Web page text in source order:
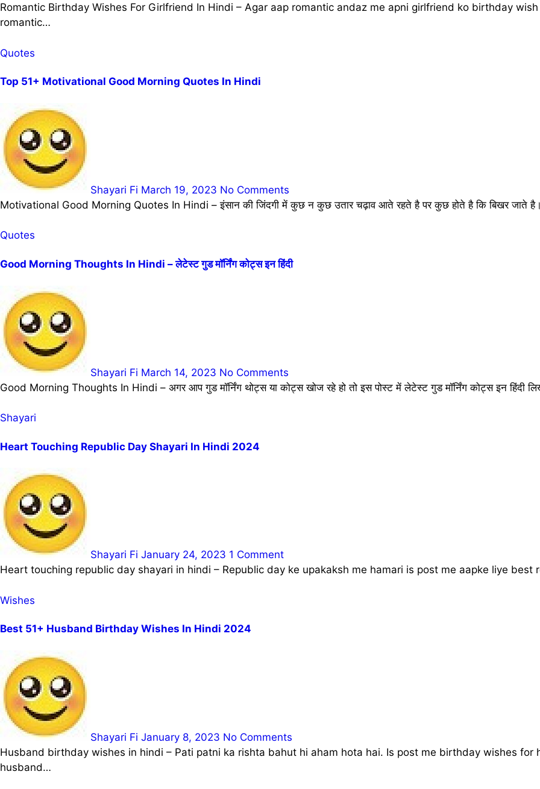
Romantic Birthday Wishes For Girlfriend In Hindi – Agar aap romantic andaz me apni girlfriend ko birthday wish karna chahte ho to is post me girlfriend ke liye best
romantic…
Quotes
Top 51+ Motivational Good Morning Quotes In Hindi
Shayari Fi March 19, 2023 No Comments
Motivational Good Morning Quotes In Hindi – इंसान की जिंदगी में कुछ न कुछ उतार चढ़ाव आते रहते है पर कुछ होते है कि बिखर जाते है।
Quotes
Good Morning Thoughts In Hindi – लेटेस्ट गुड मॉर्निंग कोट्स इन हिंदी
Shayari Fi March 14, 2023 No Comments
Good Morning Thoughts In Hindi – अगर आप गुड मॉर्निंग थोट्स या कोट्स खोज रहे हो तो इस पोस्ट में लेटेस्ट गुड मॉर्निंग कोट्स इन हिंदी
Shayari
Heart Touching Republic Day Shayari In Hindi 2024
Shayari Fi January 24, 2023 1 Comment
Heart touching republic day shayari in hindi – Republic day ke upakaksh me hamari is post me aapke liye
Wishes
Best 51+ Husband Birthday Wishes In Hindi 2024
Shayari Fi January 8, 2023 No Comments
Husband birthday wishes in hindi – Pati patni ka rishta bahut hi aham hota hai. Is post me birthday wishes for husband in hindi ya romantic birthday wishes for
husband…